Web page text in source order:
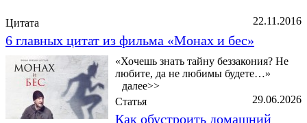
22.11.2016
Цитата
6 главных цитат из фильма «Монах и бес»
«Хочешь знать тайну беззакония? Не
любите, да не любимы будете…»
далее>>
29.06.2026
Статья
Как обустроить домашний